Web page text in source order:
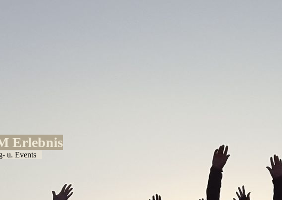
Erlebnis
u. Events